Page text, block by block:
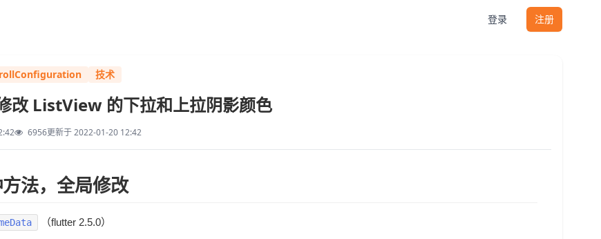
登录 注册
技术
改 ListView 的下拉和上拉阴影颜色
6956更新于 2022-01-20 12:42
法，全局修改
（flutter 2.5.0）